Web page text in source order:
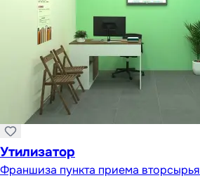
Утилизатор
Франшиза пункта приема вторсырья